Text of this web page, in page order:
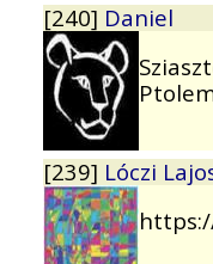
[240] Daniel
[239] Lóczi